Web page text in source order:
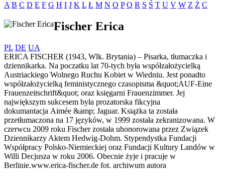
A B C D E F G H I J K L Ł M N O P Q R S Ś T U V W Z Ż С
Fischer Erica
PL DE UA
ERICA FISCHER (1943, Wlk. Brytania) – Pisarka, tłumaczka i
dziennikarka. Na poczatku lat 70-tych była współzałożycielką
Austriackiego Wolnego Ruchu Kobiet w Wiedniu. Jest ponadto
współzałożycielką feministycznego czasopisma &quot;AUF-Eine
Frauenzeitschrift&quot; oraz księgarni Frauenzimmer. Jej
największym sukcesem była prozatorska fikcyjna
dokumantacja Aimée &amp; Jaguar. Książka ta została
przetłumaczona na 17 języków, w 1999 została zekranizowana. W
czerwcu 2009 roku Fischer została uhonorowana przez Związek
Dziennikarzy Aktem Hedwig-Dohm. Stypendystka Fundacji
Współpracy Polsko-Niemieckiej oraz Fundacji Kultury Landów w
Willi Decjusza w roku 2006. Obecnie żyje i pracuje w
Berlinie.www.erica-fischer.de fot. archiwum autora